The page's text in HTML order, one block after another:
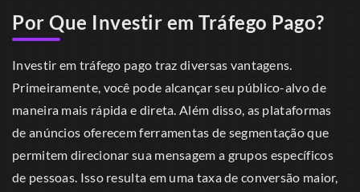
Por Que Investir em Tráfego Pago?
Investir em tráfego pago traz diversas vantagens.
Primeiramente, você pode alcançar seu público-alvo de
maneira mais rápida e direta. Além disso, as plataformas
de anúncios oferecem ferramentas de segmentação que
permitem direcionar sua mensagem a grupos específicos
de pessoas. Isso resulta em uma taxa de conversão maior,